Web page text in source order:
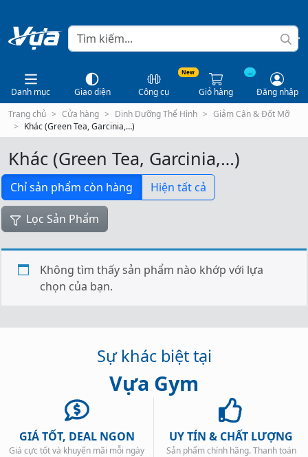
Danh mục Giao diện
New
Công cụ
...
Giỏ hàng
Đăng nhập
Trang chủ
Cửa hàng Dinh Dưỡng Thể Hình
Giảm Cân & Đốt Mỡ
Khác (Green Tea, Garcinia,…)
Khác (Green Tea, Garcinia,…)
Chỉ sản phẩm còn hàng Hiện tất cả
Lọc Sản Phẩm
Không tìm thấy sản phẩm nào khớp với lựa
chọn của bạn.
Sự khác biệt tại
Vựa Gym
GIÁ TỐT, DEAL NGON
Giá cực tốt và khuyến mãi mỗi ngày
UY TÍN & CHẤT LƯỢNG
Sản phẩm chính hãng. Thanh toán